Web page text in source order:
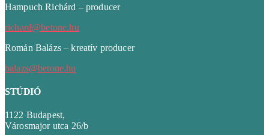
Hampuch Richárd – producer
richard@betone.hu
Román Balázs – kreatív producer
balazs@betone.hu
STÚDIÓ
1122 Budapest,
Városmajor utca 26/b